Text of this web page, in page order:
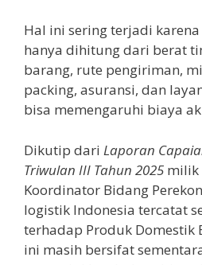
Hal ini sering terjadi
hanya dihitung dari berat
barang, rute pengiriman,
packing, asuransi, dan
bisa memengaruhi biaya
Dikutip dari Laporan
Triwulan III Tahun 2025 milik
Koordinator Bidang
logistik Indonesia tercatat
terhadap Produk Domestik
ini masih bersifat